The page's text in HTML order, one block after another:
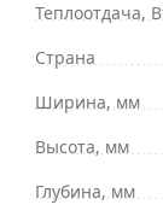
Теплоотдача,
Страна
Ширина, мм
Высота, мм
Глубина, мм